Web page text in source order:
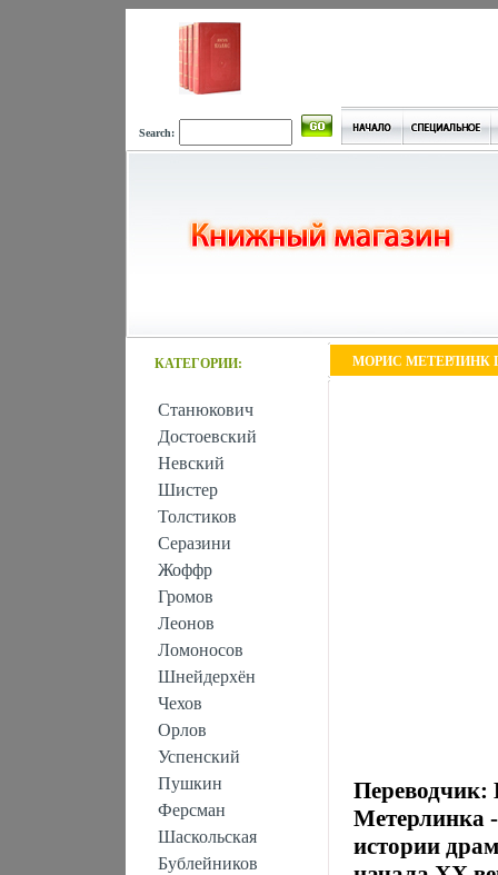
Search:
КАТЕГОРИИ:
Станюкович
Достоевский
Невский
Шистер
Толстиков
Серазини
Жоффр
Громов
Леонов
Ломоносов
Шнейдерхён
Чехов
Орлов
Успенский
Пушкин
Ферсман
Шаскольская
Бублейников
МОРИС МЕТЕРЛИНК
Переводчик:
Метерлинка
истории